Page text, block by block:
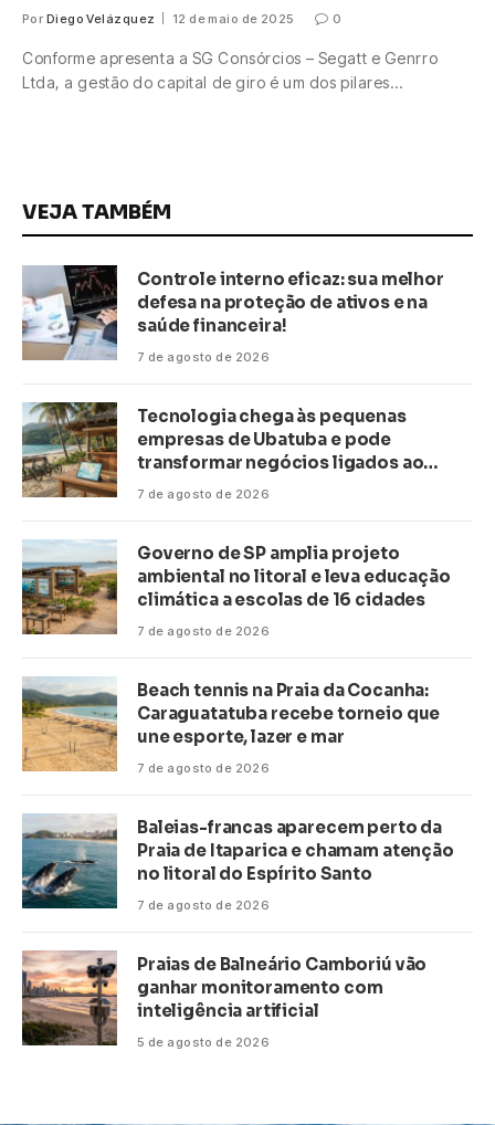
Por Diego Velázquez 12 de maio de 2025 0
Conforme apresenta a SG Consórcios – Segatt e Genrro
Ltda, a gestão do capital de giro é um dos pilares…
VEJA TAMBÉM
Controle interno eficaz: sua melhor
defesa na proteção de ativos e na
saúde financeira!
7 de agosto de 2026
Tecnologia chega às pequenas
empresas de Ubatuba e pode
transformar negócios ligados ao
turismo no litoral
7 de agosto de 2026
Governo de SP amplia projeto
ambiental no litoral e leva educação
climática a escolas de 16 cidades
7 de agosto de 2026
Beach tennis na Praia da Cocanha:
Caraguatatuba recebe torneio que
une esporte, lazer e mar
7 de agosto de 2026
Baleias-francas aparecem perto da
Praia de Itaparica e chamam atenção
no litoral do Espírito Santo
7 de agosto de 2026
Praias de Balneário Camboriú vão
ganhar monitoramento com
inteligência artificial
5 de agosto de 2026